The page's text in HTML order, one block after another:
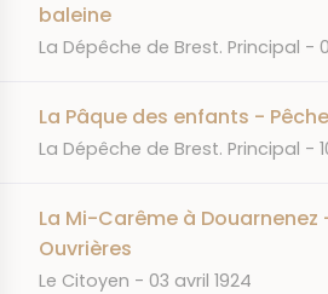
baleine
JOURNAL
La Dépêche de Brest. Principal
La Pâque des enfants -
JOURNAL
La Dépêche de Brest. Principal
La Mi-Carême à Douarnenez
Ouvrières
JOURNAL
Le Citoyen DATE
03 avril 1924